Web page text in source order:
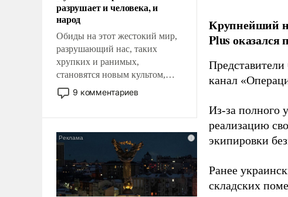
разрушает и человека, и
народ
Обиды на этот жестокий мир,
разрушающий нас, таких
хрупких и ранимых,
становятся новым культом,
постепенно вытесняя и
отменяя традиционное
ударами судьбы, брать на себя
ответственность, помогать
слабым, идти вперед и
адаптироваться.
9 комментариев
Крупнейший
Plus
канал
Из-за полного
реализацию
экипировки
Ранее
складских